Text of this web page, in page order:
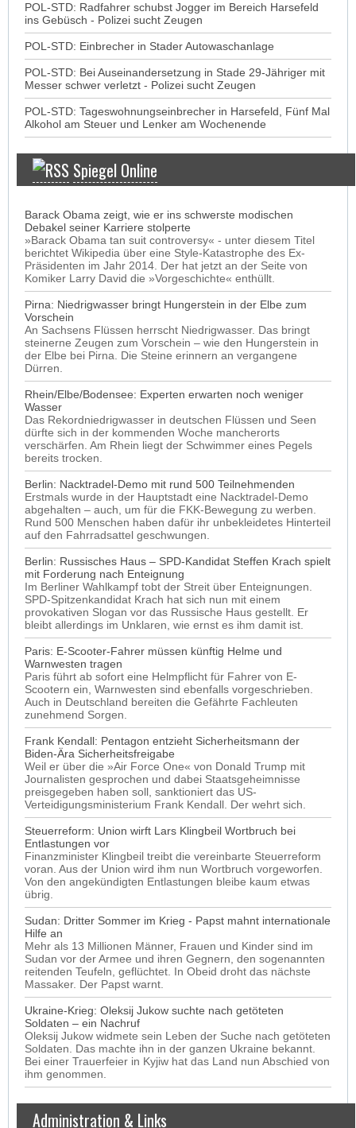
POL-STD: Radfahrer schubst Jogger im Bereich Harsefeld
ins Gebüsch - Polizei sucht Zeugen
POL-STD: Einbrecher in Stader Autowaschanlage
POL-STD: Bei Auseinandersetzung in Stade 29-Jähriger mit
Messer schwer verletzt - Polizei sucht Zeugen
POL-STD: Tageswohnungseinbrecher in Harsefeld, Fünf Mal
Alkohol am Steuer und Lenker am Wochenende
Spiegel Online
Barack Obama zeigt, wie er ins schwerste modischen
Debakel seiner Karriere stolperte
»Barack Obama tan suit controversy« - unter diesem Titel
berichtet Wikipedia über eine Style-Katastrophe des Ex-
Präsidenten im Jahr 2014. Der hat jetzt an der Seite von
Komiker Larry David die »Vorgeschichte« enthüllt.
Pirna: Niedrigwasser bringt Hungerstein in der Elbe zum
Vorschein
An Sachsens Flüssen herrscht Niedrigwasser. Das bringt
steinerne Zeugen zum Vorschein – wie den Hungerstein in
der Elbe bei Pirna. Die Steine erinnern an vergangene
Dürren.
Rhein/Elbe/Bodensee: Experten erwarten noch weniger
Wasser
Das Rekordniedrigwasser in deutschen Flüssen und Seen
dürfte sich in der kommenden Woche mancherorts
verschärfen. Am Rhein liegt der Schwimmer eines Pegels
bereits trocken.
Berlin: Nacktradel-Demo mit rund 500 Teilnehmenden
Erstmals wurde in der Hauptstadt eine Nacktradel-Demo
abgehalten – auch, um für die FKK-Bewegung zu werben.
Rund 500 Menschen haben dafür ihr unbekleidetes Hinterteil
auf den Fahrradsattel geschwungen.
Berlin: Russisches Haus – SPD-Kandidat Steffen Krach spielt
mit Forderung nach Enteignung
Im Berliner Wahlkampf tobt der Streit über Enteignungen.
SPD-Spitzenkandidat Krach hat sich nun mit einem
provokativen Slogan vor das Russische Haus gestellt. Er
bleibt allerdings im Unklaren, wie ernst es ihm damit ist.
Paris: E-Scooter-Fahrer müssen künftig Helme und
Warnwesten tragen
Paris führt ab sofort eine Helmpflicht für Fahrer von E-
Scootern ein, Warnwesten sind ebenfalls vorgeschrieben.
Auch in Deutschland bereiten die Gefährte Fachleuten
zunehmend Sorgen.
Frank Kendall: Pentagon entzieht Sicherheitsmann der
Biden-Ära Sicherheitsfreigabe
Weil er über die »Air Force One« von Donald Trump mit
Journalisten gesprochen und dabei Staatsgeheimnisse
preisgegeben haben soll, sanktioniert das US-
Verteidigungsministerium Frank Kendall. Der wehrt sich.
Steuerreform: Union wirft Lars Klingbeil Wortbruch bei
Entlastungen vor
Finanzminister Klingbeil treibt die vereinbarte Steuerreform
voran. Aus der Union wird ihm nun Wortbruch vorgeworfen.
Von den angekündigten Entlastungen bleibe kaum etwas
übrig.
Sudan: Dritter Sommer im Krieg - Papst mahnt internationale
Hilfe an
Mehr als 13 Millionen Männer, Frauen und Kinder sind im
Sudan vor der Armee und ihren Gegnern, den sogenannten
reitenden Teufeln, geflüchtet. In Obeid droht das nächste
Massaker. Der Papst warnt.
Ukraine-Krieg: Oleksij Jukow suchte nach getöteten
Soldaten – ein Nachruf
Oleksij Jukow widmete sein Leben der Suche nach getöteten
Soldaten. Das machte ihn in der ganzen Ukraine bekannt.
Bei einer Trauerfeier in Kyjiw hat das Land nun Abschied von
ihm genommen.
Administration & Links